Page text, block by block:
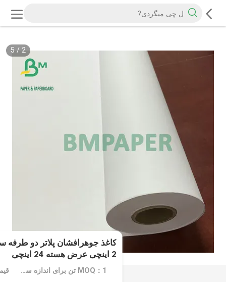
2
/
5
2 اینچی عرض هسته 24 اینچی
MOQ：1 تن برای اندازه سهام، 10 تن برای اندازه ویژه